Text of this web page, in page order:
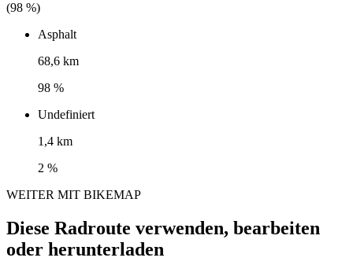
(98 %)
Asphalt
68,6 km
98 %
Undefiniert
1,4 km
2 %
WEITER MIT BIKEMAP
Diese Radroute verwenden, bearbeiten
oder herunterladen